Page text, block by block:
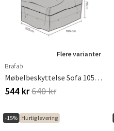
Flere varianter
Brafab
Møbelbeskyttelse Sofa 105x105 Cm Waterproof
544 kr640 kr
-15% Hurtig levering